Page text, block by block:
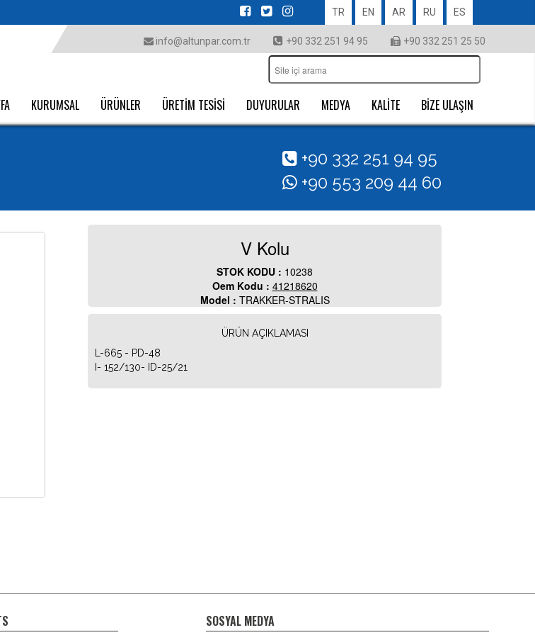
TR EN AR RU ES
info@altunpar.com.tr +90 332 251 94 95 +90 332 251 25 50
KURUMSAL ÜRÜNLER ÜRETİM TESİSİ DUYURULAR MEDYA KALİTE BİZE ULAŞIN
+90 332 251 94 95
+90 553 209 44 60
V Kolu
STOK KODU : 10238
Oem Kodu : 41218620
Model : TRAKKER-STRALIS
ÜRÜN AÇIKLAMASI
L-665 - PD-48
I- 152/130- ID-25/21
SOSYAL MEDYA